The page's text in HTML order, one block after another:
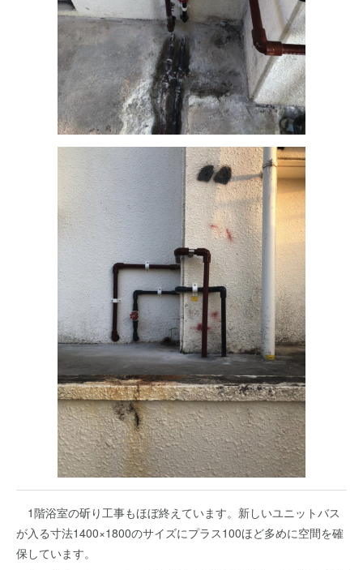
1階浴室の斫り工事もほぼ終えています。新しいユニットバス
が入る寸法1400×1800のサイズにプラス100ほど多めに空間を確
保しています。